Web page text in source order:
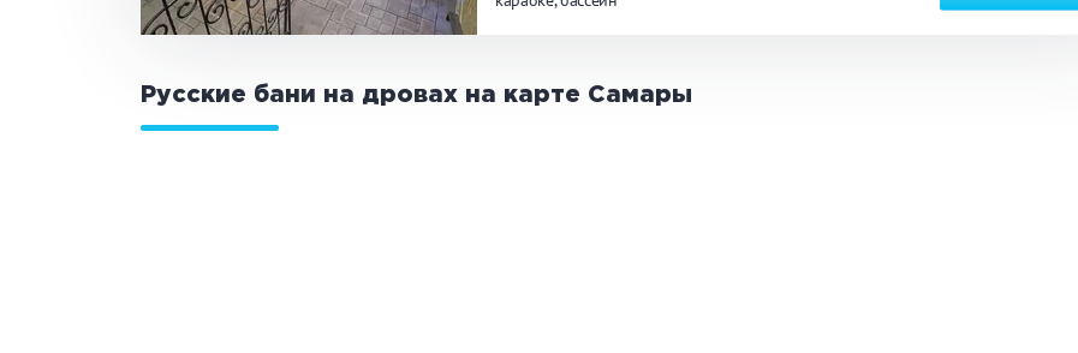
ПРИМЕНИТЬ ФИЛЬТРЫ ЗАКРЫТЬ
Русские бани на дровах на карте Самары